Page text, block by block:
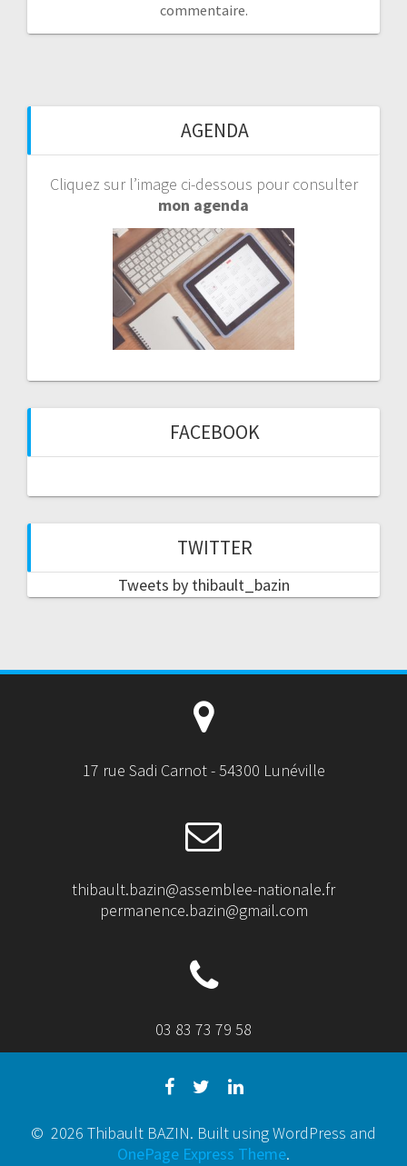
commentaire.
AGENDA
Cliquez sur l’image ci-dessous pour consulter
mon agenda
FACEBOOK
TWITTER
Tweets by thibault_bazin
17 rue Sadi Carnot - 54300 Lunéville
thibault.bazin@assemblee-nationale.fr
permanence.bazin@gmail.com
03 83 73 79 58
© 2026 Thibault BAZIN. Built using WordPress and
OnePage Express Theme.